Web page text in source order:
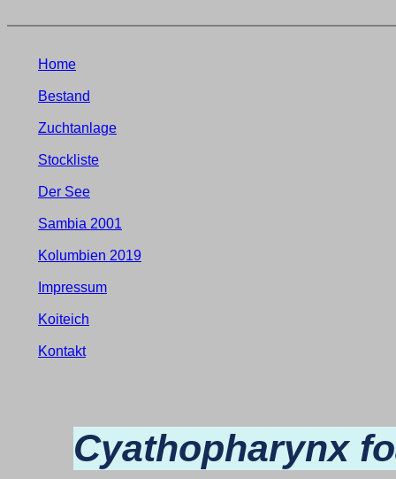
Home
Bestand
Zuchtanlage
Stockliste
Der See
Sambia 2001
Kolumbien 2019
Impressum
Koiteich
Kontakt
Cyathopharynx